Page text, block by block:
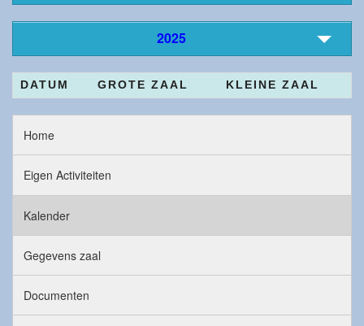
2025
DATUM GROTE ZAAL KLEINE ZAAL
Home
Eigen Activiteiten
Kalender
Gegevens zaal
Documenten